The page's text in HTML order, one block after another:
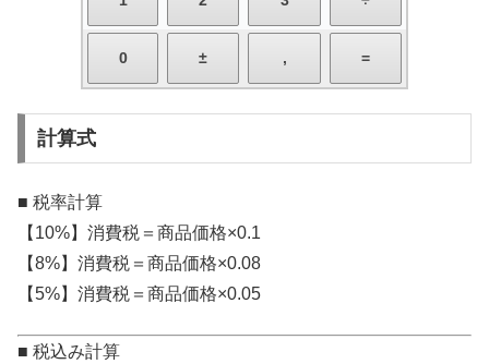
計算式
■ 税率計算
【10%】消費税＝商品価格×0.1
【8%】消費税＝商品価格×0.08
【5%】消費税＝商品価格×0.05
■ 税込み計算